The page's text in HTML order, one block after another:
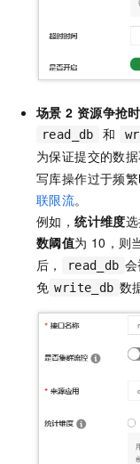
场景 2 资源争抢
read_db 和
为保证提交的数据
写库操作过于频
联限流。
例如，统计维度
数阈值为 10，则
后，
read_db
免 write_db 数